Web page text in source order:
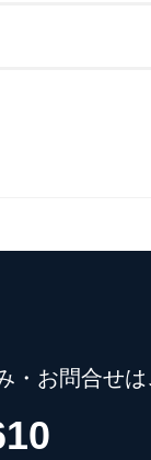
・お問合せ